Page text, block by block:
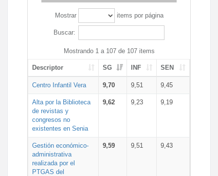
Mostrar items por página
Buscar:
Mostrando 1 a 107 de 107 items
Descriptor SG INF SEN
Centro Infantil Vera 9,70 9,51 9,45
Alta por la Biblioteca
de revistas y
congresos no
existentes en Senia
9,62 9,23 9,19
Gestión económico-
administrativa
realizada por el
PTGAS del
9,59 9,51 9,43